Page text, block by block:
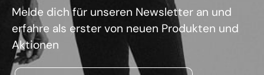
Melde dich für unseren Newsletter an und
erfahre als erster von neuen Produkten und
Aktionen